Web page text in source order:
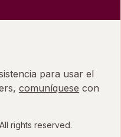
para usar el
comuníquese con
rights reserved.